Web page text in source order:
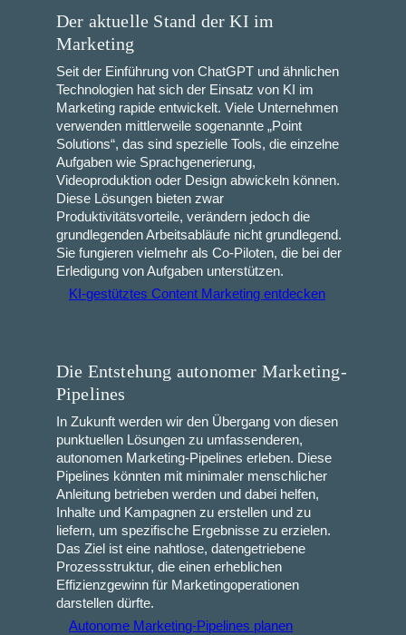
Der aktuelle Stand der KI im
Marketing
Seit der Einführung von ChatGPT und ähnlichen
Technologien hat sich der Einsatz von KI im
Marketing rapide entwickelt. Viele Unternehmen
verwenden mittlerweile sogenannte „Point
Solutions“, das sind spezielle Tools, die einzelne
Aufgaben wie Sprachgenerierung,
Videoproduktion oder Design abwickeln können.
Diese Lösungen bieten zwar
Produktivitätsvorteile, verändern jedoch die
grundlegenden Arbeitsabläufe nicht grundlegend.
Sie fungieren vielmehr als Co-Piloten, die bei der
Erledigung von Aufgaben unterstützen.
KI-gestütztes Content Marketing entdecken
Die Entstehung autonomer Marketing-
Pipelines
In Zukunft werden wir den Übergang von diesen
punktuellen Lösungen zu umfassenderen,
autonomen Marketing-Pipelines erleben. Diese
Pipelines könnten mit minimaler menschlicher
Anleitung betrieben werden und dabei helfen,
Inhalte und Kampagnen zu erstellen und zu
liefern, um spezifische Ergebnisse zu erzielen.
Das Ziel ist eine nahtlose, datengetriebene
Prozessstruktur, die einen erheblichen
Effizienzgewinn für Marketingoperationen
darstellen dürfte.
Autonome Marketing‑Pipelines planen